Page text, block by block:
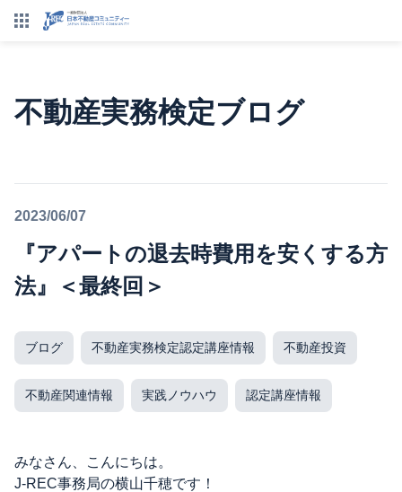
不動産実務検定ブログ
2023/06/07
『アパートの退去時費用を安くする方
法』＜最終回＞
ブログ 不動産実務検定認定講座情報 不動産投資
不動産関連情報 実践ノウハウ 認定講座情報
みなさん、こんにちは。
J-REC事務局の横山千穂です！